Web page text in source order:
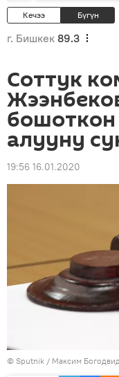
Кечээ Бүгүн
г. Бишкек 89.3
Соттук
алууну
19:56 16.01.2020
© Sputnik / Максим